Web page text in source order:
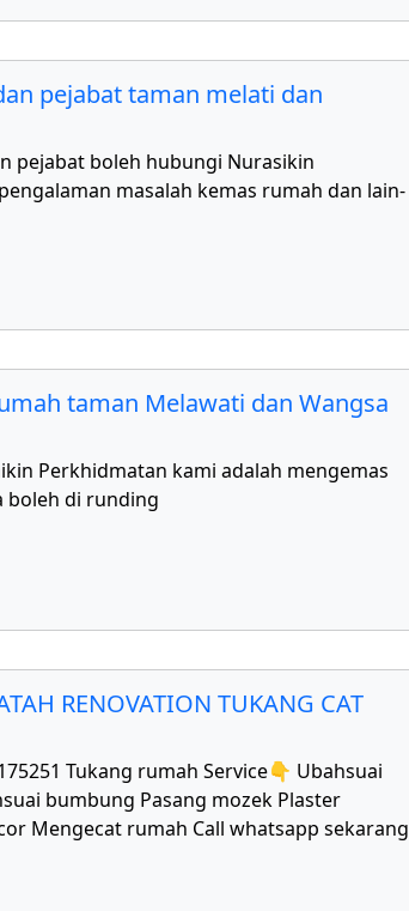
pejabat taman melati dan
pejabat boleh hubungi Nurasikin
masalah kemas rumah dan lain-
taman Melawati dan Wangsa
Perkhidmatan kami adalah mengemas
boleh di runding
RENOVATION TUKANG CAT
Tukang rumah Service👇 Ubahsuai
bumbung Pasang mozek Plaster
Mengecat rumah Call whatsapp sekarang